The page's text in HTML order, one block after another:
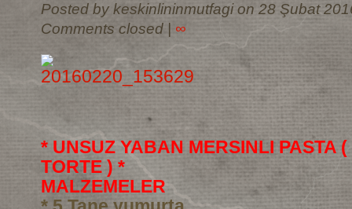
Posted by keskinlininmutfagi on 28 Şubat
Comments closed| ∞
* UNSUZ YABAN MERSINLI PASTA
TORTE ) *
MALZEMELER